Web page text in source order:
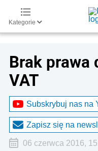
Kategorie
Brak prawa
VAT
Subskrybuj nas na
Zapisz się na
06 czerwca 2016,